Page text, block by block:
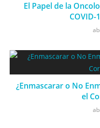
El Papel de la
COVID-
¿Enmascarar o No
el